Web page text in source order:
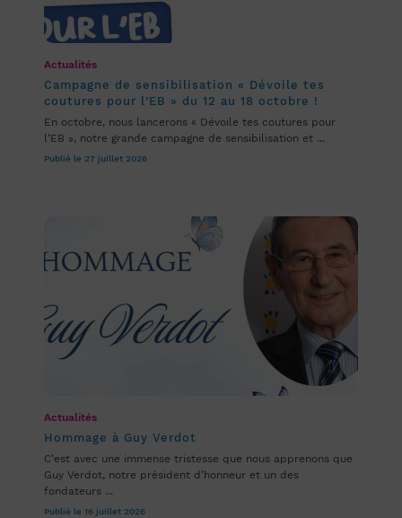
Actualités
Campagne de sensibilisation « Dévoile tes
coutures pour l’EB » du 12 au 18 octobre !
En octobre, nous lancerons « Dévoile tes coutures pour
l’EB », notre grande campagne de sensibilisation et ...
Publié le 27 juillet 2026
Actualités
Hommage à Guy Verdot
C’est avec une immense tristesse que nous apprenons que
Guy Verdot, notre président d’honneur et un des
fondateurs ...
Publié le 16 juillet 2026